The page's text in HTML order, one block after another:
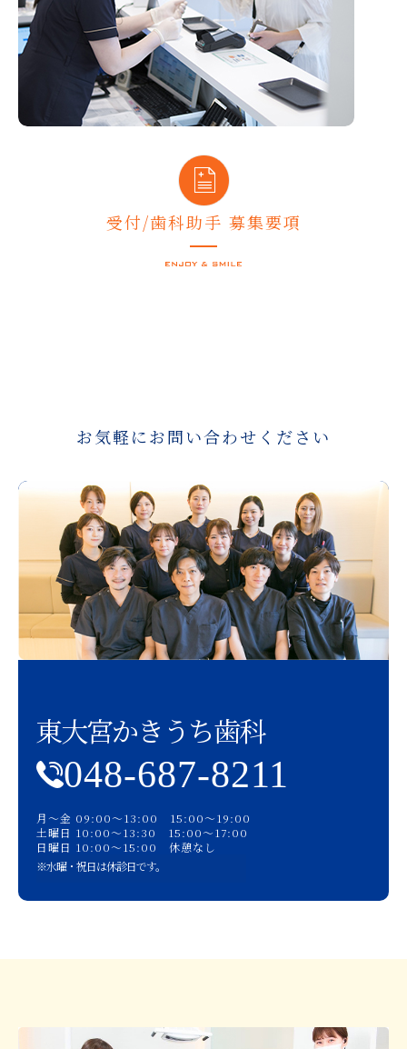
受付/歯科助手 募集要項
お気軽にお問い合わせください
東大宮かきうち歯科
048-687-8211
月〜金 09:00〜13:00 15:00〜19:00
土曜日 10:00〜13:30 15:00〜17:00
日曜日 10:00〜15:00 休憩なし
※水曜・祝日は休診日です。